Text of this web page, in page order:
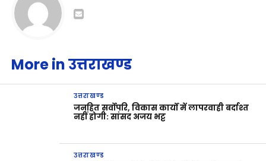
More in उत्तराखण्ड
उत्तराखण्ड
जनहित सर्वोपरि, विकास कार्यों में लापरवाही बर्दाश्त
नहीं होगी: सांसद अजय भट्ट
उत्तराखण्ड